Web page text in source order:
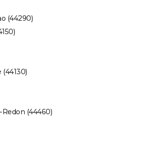
(44290)
(44460)